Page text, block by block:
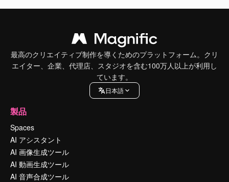
最高のクリエイティブ制作を導くためのプラットフォーム。クリ
エイター、企業、代理店、スタジオを含む100万人以上が利用し
ています。
日本語
製品
Spaces
AI アシスタント
AI 画像生成ツール
AI 動画生成ツール
AI 音声合成ツール